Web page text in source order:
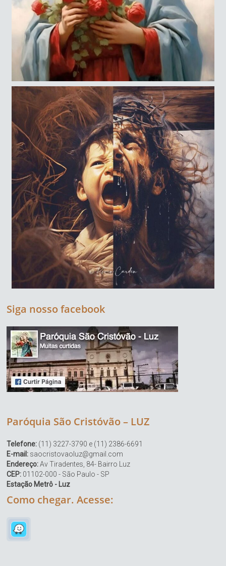
Siga nosso facebook
Paróquia São Cristóvão – LUZ
Telefone: (11) 3227-3790 e (11) 2386-6691
E-mail: saocristovaoluz@gmail.com
Endereço:Av Tiradentes, 84- Bairro Luz
CEP: 01102-000 - São Paulo - SP
Estação Metrô - Luz
Como chegar. Acesse: